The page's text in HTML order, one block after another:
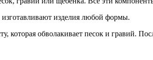
изделия любой формы.
которая обволакивает песок и гравий.